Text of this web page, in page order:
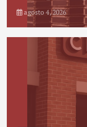
agosto 4, 2026